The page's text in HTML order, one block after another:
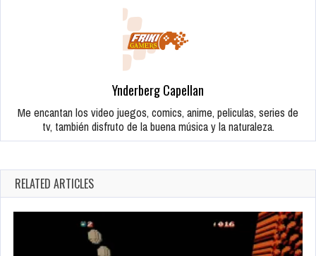
Ynderberg Capellan
Me encantan los video juegos, comics, anime, peliculas, series de
tv, también disfruto de la buena música y la naturaleza.
RELATED ARTICLES